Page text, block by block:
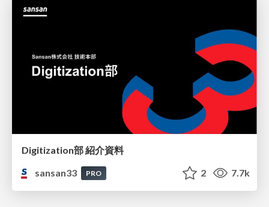
Digitization部 紹介資料
sansan33
PRO 2 7.7k